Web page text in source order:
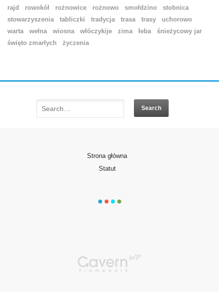
rajd
rowokół rożnowice rożnowo smołdzino
stobnica
stowarzyszenia
tabliczki tradycja trasa trasy
uchorowo
warta
wełna wiosna włóczykije zima łeba
śnieżycowy jar
święto zmarłych
życzenia
Strona główna
Statut